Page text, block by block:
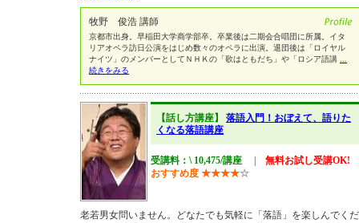
牧野 俊浩 講師
京都市出身。早稲田大学商学部卒。卒業後は二期会合唱団に所属。イタ
リアオペラ訪日公演をはじめ数々のオペラに出演。退団後は「ロイヤル
ナイツ」のメンバーとしてＮＨＫの「歌はともだち」や「ロシア語講
続きをみる
【話し方講座】 落語入門！おぼえて、語りた
くなる落語講座
受講料：\ 10,475/講座
無料お試し受講OK!
おすすめ度 ★★★★☆
老若男女問いません。どなたでも気軽に「落語」を楽しんでくだ